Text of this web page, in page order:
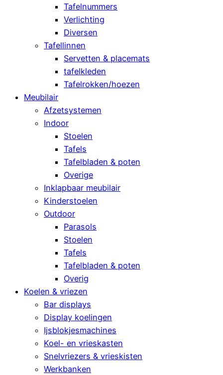
Tafelnummers
Verlichting
Diversen
Tafellinnen
Servetten & placemats
tafelkleden
Tafelrokken/hoezen
Meubilair
Afzetsystemen
Indoor
Stoelen
Tafels
Tafelbladen & poten
Overige
Inklapbaar meubilair
Kinderstoelen
Outdoor
Parasols
Stoelen
Tafels
Tafelbladen & poten
Overig
Koelen & vriezen
Bar displays
Display koelingen
Ijsblokjesmachines
Koel- en vrieskasten
Snelvriezers & vrieskisten
Werkbanken